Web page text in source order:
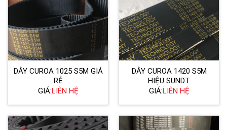
DÂY CUROA 1025 S5M GIÁ
RẺ
GIÁ:LIÊN HỆ
DÂY CUROA 1420 S5M
HIỆU SUNDT
GIÁ:LIÊN HỆ